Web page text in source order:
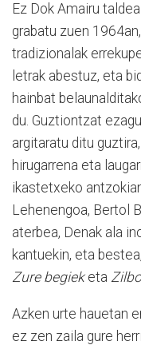
Ez Dok Amairu
grabatu zuen
tradizionalak
letrak abestuz, eta
hainbat
du. Guztiontzat
argitaratu ditu
hirugarrena eta
ikastetxeko
Lehenengoa, Bertol
aterbea, Denak ala
kantuekin, eta bestea,
Zure begiek eta
Azken urte hauetan
ez zen zaila gure